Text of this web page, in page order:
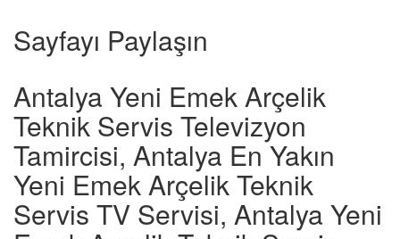
Sayfayı Paylaşın
Antalya Yeni Emek Arçelik
Teknik Servis Televizyon
Tamircisi, Antalya En Yakın
Yeni Emek Arçelik Teknik
Servis TV Servisi, Antalya Yeni